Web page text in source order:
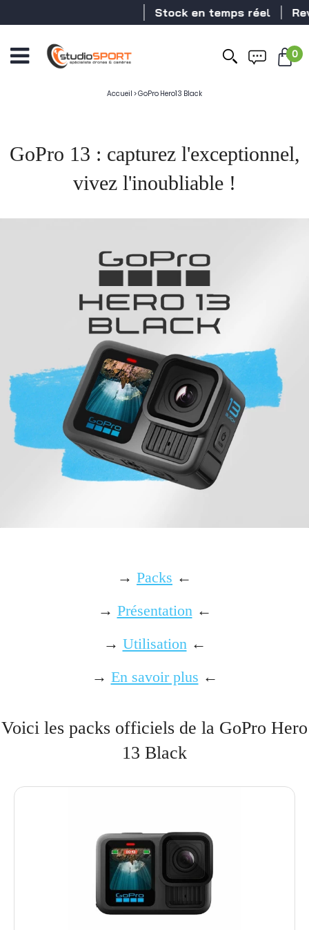
Stock en temps réel Revendeur DJI
0
Accueil >GoPro Hero13 Black
GoPro 13 : capturez l'exceptionnel,
vivez l'inoubliable !
→ Packs ←
→ Présentation←
→ Utilisation←
→ En savoir plus ←
Voici les packs officiels de la GoPro Hero
13 Black